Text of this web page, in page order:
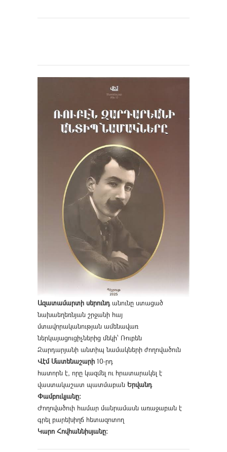
Ազատամարտի սերունդանունը ստացած
նախաեղեռնյան շրջանի հայ
մտավորականության ամենավառ
ներկայացուցիչներից մեկի՝ Ռուբեն
Զարդարյանի անտիպ նամակների ժողովածուն
Վէմ Մատենաշարի 10-րդ
հատորն է, որը կազմել ու հրատարակել է
վաստակաշատ պատմաբան Երվանդ
Փամբուկյանը։
Ժողովածուի համար մանրամասն առաջաբան է
գրել բարեխիղճ հետազոտող
Կարո Հովհաննիսյանը։